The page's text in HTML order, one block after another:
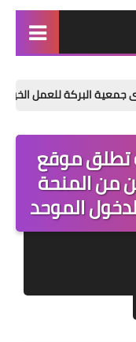
ذاتية
للعمل الخيري
تطلق موقع
من المنحة